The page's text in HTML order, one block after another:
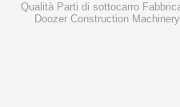
Qualità Parti di sottocarro
Doozer Construction